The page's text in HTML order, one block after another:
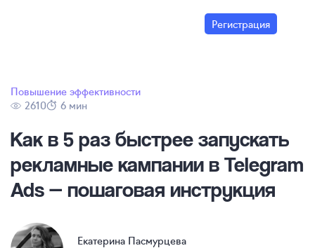
Регистрация
Повышение эффективности
2610
6 мин
Как в 5 раз быстрее запускать
рекламные кампании в Telegram
Ads — пошаговая инструкция
Екатерина Пасмурцева